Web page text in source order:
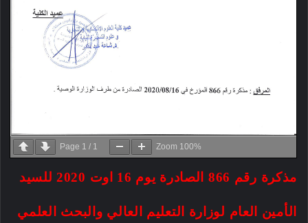
Page 1 / 1 Zoom 100%
مذكرة رقم 866 الصادرة يوم 16 اوت 2020 للسيد
الأمين العام لوزارة التعليم العالي والبحث العلمي